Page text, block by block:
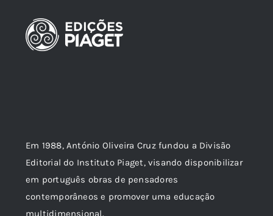
Em 1988, António Oliveira Cruz fundou a Divisão
Editorial do Instituto Piaget, visando disponibilizar
em português obras de pensadores
contemporâneos e promover uma educação
multidimensional.